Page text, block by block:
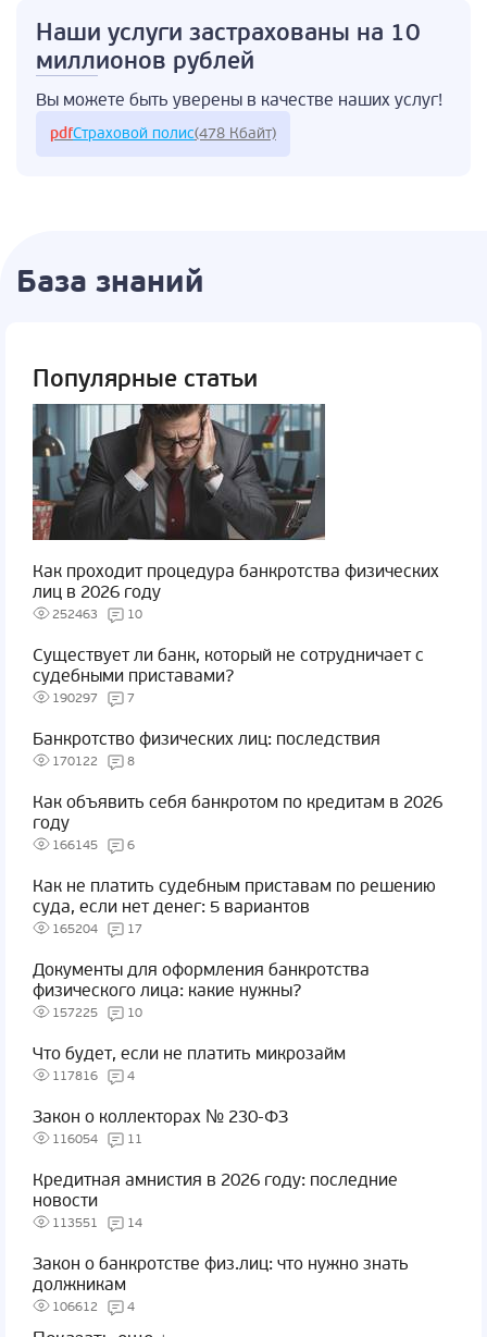
Наши услуги застрахованы на 10
миллионов рублей
Вы можете быть уверены в качестве наших услуг!
pdfСтраховой полис(478 Кбайт)
База знаний
Популярные статьи
Как проходит процедура банкротства физических
лиц в 2026 году
252463 10
Существует ли банк, который не сотрудничает с
судебными приставами?
190297 7
Банкротство физических лиц: последствия
170122 8
Как объявить себя банкротом по кредитам в 2026
году
166145 6
Как не платить судебным приставам по решению
суда, если нет денег: 5 вариантов
165204 17
Документы для оформления банкротства
физического лица: какие нужны?
157225 10
Что будет, если не платить микрозайм
117816 4
Закон о коллекторах № 230-ФЗ
116054 11
Кредитная амнистия в 2026 году: последние
новости
113551 14
Закон о банкротстве физ.лиц: что нужно знать
должникам
106612 4